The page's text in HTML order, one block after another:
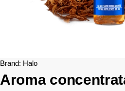
Brand: Halo
Aroma